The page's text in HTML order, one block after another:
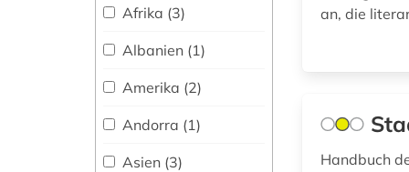
Rechtswissenschaft
(12)
Romanistik (0)
Slavistik (0)
Soziologie (8)
finanzdienstleistung
(1)
Afrika (3)
Albanien (1)
Amerika (2)
Andorra (1)
Asien (3)
an, die
Handbuch